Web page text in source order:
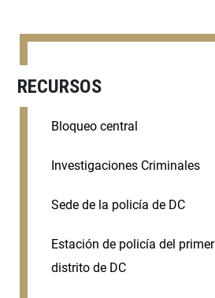
RECURSOS
Bloqueo central
Investigaciones Criminales
Sede de la policía de DC
Estación de policía del primer
distrito de DC